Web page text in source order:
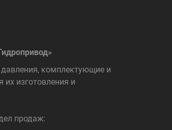
комплектующие и
их изготовления и
продаж: